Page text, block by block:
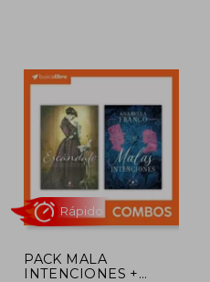
10%
dcto. $
PACK MALA
INTENCIONES +